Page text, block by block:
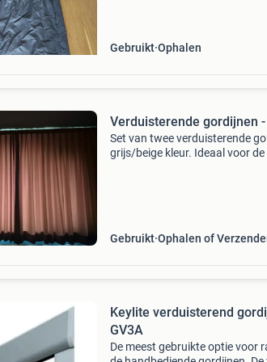
Gebruikt Ophalen
Verduisterende gordijnen
Set van twee verduisterende
grijs/beige kleur. Ideaal voor
Gebruikt Ophalen of
Keylite verduisterend
GV3A
De meest gebruikte optie voor